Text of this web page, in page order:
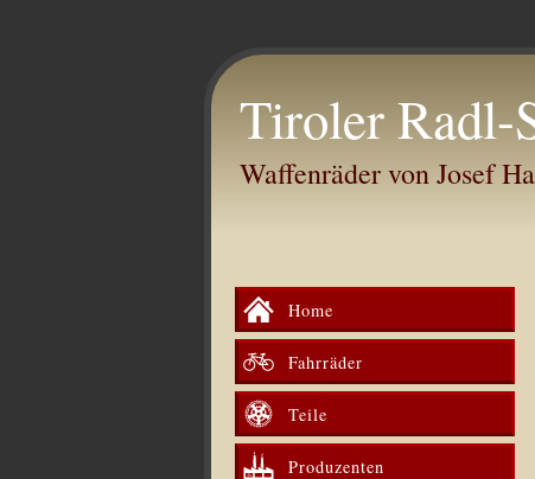
Tiroler Radl-
Waffenräder von Josef
Home
Fahrräder
Teile
Produzenten